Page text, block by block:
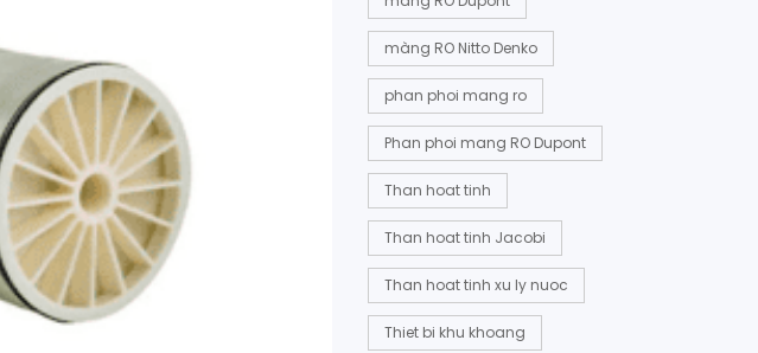
màng RO Nitto Denko
phan phoi mang ro
Phan phoi mang RO Dupont
Than hoat tinh
Than hoat tinh Jacobi
Than hoat tinh xu ly nuoc
Thiet bi khu khoang